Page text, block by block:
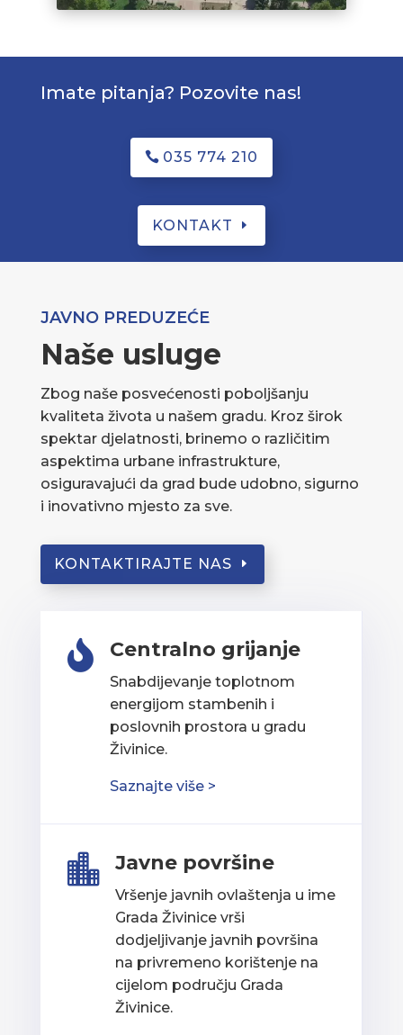
Imate pitanja? Pozovite nas!
035 774 210
KONTAKT
JAVNO PREDUZEĆE
Naše usluge
Zbog naše posvećenosti poboljšanju
kvaliteta života u našem gradu. Kroz širok
spektar djelatnosti, brinemo o različitim
aspektima urbane infrastrukture,
osiguravajući da grad bude udobno, sigurno
i inovativno mjesto za sve.
KONTAKTIRAJTE NAS
 Centralno grijanje
Snabdijevanje toplotnom
energijom stambenih i
poslovnih prostora u gradu
Živinice.
Saznajte više >
 Javne površine
Vršenje javnih ovlaštenja u ime
Grada Živinice vrši
dodjeljivanje javnih površina
na privremeno korištenje na
cijelom području Grada
Živinice.